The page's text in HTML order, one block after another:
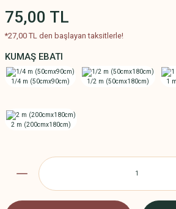
75,00 TL
*27,00 TL den başlayan taksitlerle!
KUMAŞ EBATI